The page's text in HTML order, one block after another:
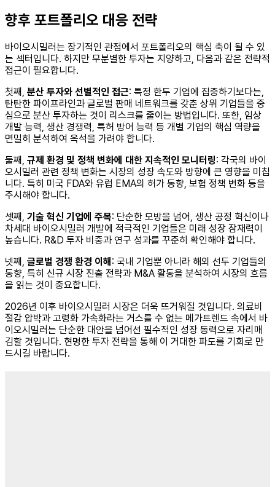
향후 포트폴리오 대응 전략
바이오시밀러는 장기적인 관점에서 포트폴리오의 핵심 축이 될 수 있
는 섹터입니다. 하지만 무분별한 투자는 지양하고, 다음과 같은 전략적
접근이 필요합니다.
첫째, 분산 투자와 선별적인 접근: 특정 한두 기업에 집중하기보다는,
탄탄한 파이프라인과 글로벌 판매 네트워크를 갖춘 상위 기업들을 중
심으로 분산 투자하는 것이 리스크를 줄이는 방법입니다. 또한, 임상
개발 능력, 생산 경쟁력, 특허 방어 능력 등 개별 기업의 핵심 역량을
면밀히 분석하여 옥석을 가려야 합니다.
둘째, 규제 환경 및 정책 변화에 대한 지속적인 모니터링: 각국의 바이
오시밀러 관련 정책 변화는 시장의 성장 속도와 방향에 큰 영향을 미칩
니다. 특히 미국 FDA와 유럽 EMA의 허가 동향, 보험 정책 변화 등을
주시해야 합니다.
셋째, 기술 혁신 기업에 주목: 단순한 모방을 넘어, 생산 공정 혁신이나
차세대 바이오시밀러 개발에 적극적인 기업들은 미래 성장 잠재력이
높습니다. R&D 투자 비중과 연구 성과를 꾸준히 확인해야 합니다.
넷째, 글로벌 경쟁 환경 이해 : 국내 기업뿐 아니라 해외 선두 기업들의
동향, 특히 신규 시장 진출 전략과 M&A 활동을 분석하여 시장의 흐름
을 읽는 것이 중요합니다.
2026년 이후 바이오시밀러 시장은 더욱 뜨거워질 것입니다. 의료비
절감 압박과 고령화 가속화라는 거스를 수 없는 메가트렌드 속에서 바
이오시밀러는 단순한 대안을 넘어선 필수적인 성장 동력으로 자리매
김할 것입니다. 현명한 투자 전략을 통해 이 거대한 파도를 기회로 만
드시길 바랍니다.